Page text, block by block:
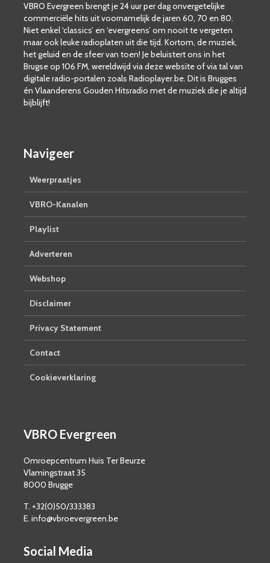
VBRO Evergreen brengt je 24 uur per dag onvergetelijke
commerciële hits uit voornamelijk de jaren 60, 70 en 80.
Niet enkel ‘classics’ en ‘evergreens’ om nooit te vergeten
maar ook leuke radioplaten uit die tijd. Kortom, de muziek,
het geluid en de sfeer van toen! Je beluistert ons in het
Brugse op 106 FM, wereldwijd via deze website of via tal van
digitale radio-portalen zoals Radioplayer.be. Dit is Brugges
én Vlaanderens Gouden Hitsradio met de muziek die je altijd
bijblijft!
Navigeer
Weerpraatjes
VBRO-Kanalen
Playlist
Adverteren
Webshop
Disclaimer
Privacy Statement
Contact
Cookieverklaring
VBRO Evergreen
Omroepcentrum Huis Ter Beurze
Vlamingstraat 35
8000 Brugge
T. +32(0)50/333383
E. info@vbroevergreen.be
Social Media